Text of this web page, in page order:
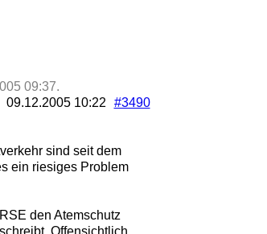
09:37.
#3490
09.12.2005 10:22
sind seit dem
ein riesiges Problem
den Atemschutz
Offensichtlich